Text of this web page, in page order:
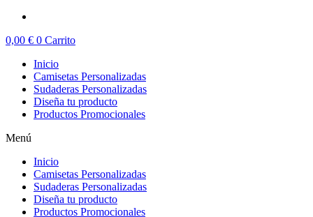
0,00 € 0 Carrito
Inicio
Camisetas Personalizadas
Sudaderas Personalizadas
Diseña tu producto
Productos Promocionales
Menú
Inicio
Camisetas Personalizadas
Sudaderas Personalizadas
Diseña tu producto
Productos Promocionales